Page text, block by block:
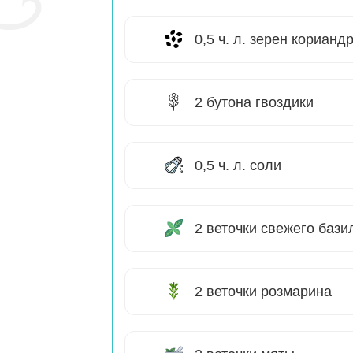
0,5 ч. л. зерен
2 бутона гвоздики
0,5 ч. л. соли
2 веточки свежего
2 веточки розмарина